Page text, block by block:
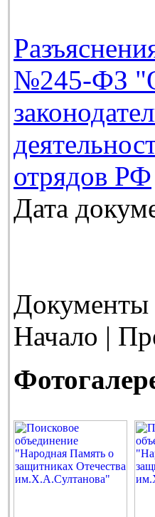
№245-ФЗ "О
отрядов РФ
Дата
Документы
Начало |